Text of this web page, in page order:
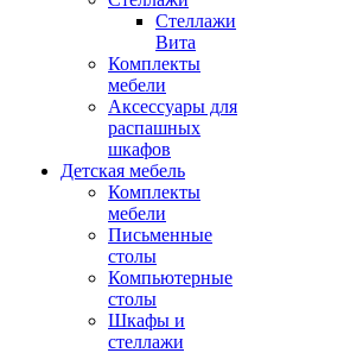
Стеллажи
Вита
Комплекты
мебели
Аксессуары для
распашных
шкафов
Детская мебель
Комплекты
мебели
Письменные
столы
Компьютерные
столы
Шкафы и
стеллажи